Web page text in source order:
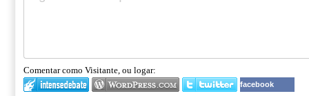
Comentar como Visitante, ou logar:
facebook